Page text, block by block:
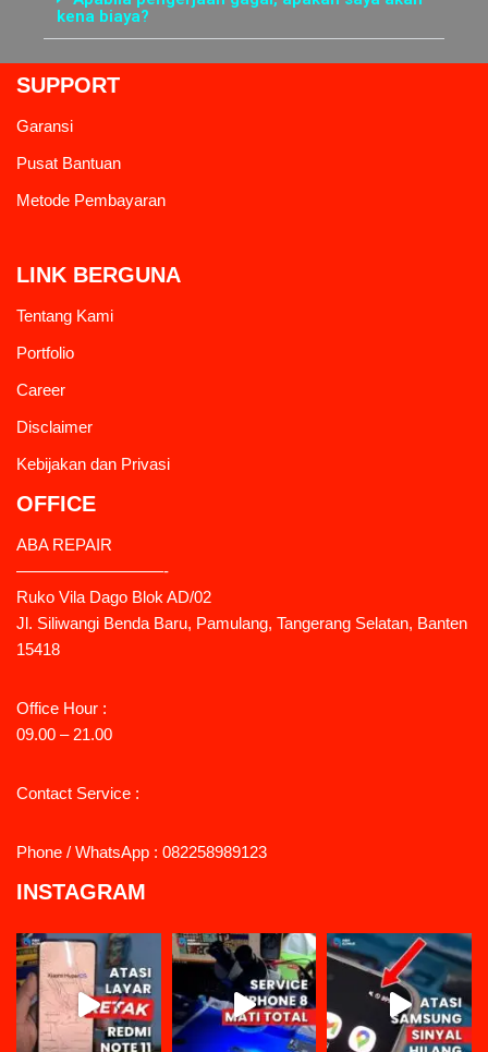
kena biaya?
SUPPORT
Garansi
Pusat Bantuan
Metode Pembayaran
LINK BERGUNA
Tentang Kami
Portfolio
Career
Disclaimer
Kebijakan dan Privasi
OFFICE
ABA REPAIR
—————————-
Ruko Vila Dago Blok AD/02
Jl. Siliwangi Benda Baru, Pamulang, Tangerang Selatan, Banten
15418
Office Hour :
09.00 – 21.00
Contact Service :
Phone / WhatsApp : 082258989123
INSTAGRAM